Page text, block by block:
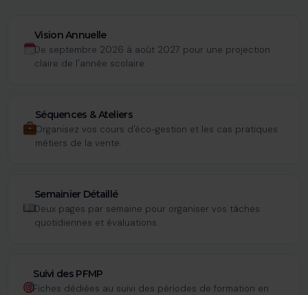
Vision Annuelle
De septembre 2026 à août 2027 pour une projection
claire de l'année scolaire.
Séquences & Ateliers
Organisez vos cours d'éco-gestion et les cas pratiques
métiers de la vente.
Semainier Détaillé
Deux pages par semaine pour organiser vos tâches
quotidiennes et évaluations.
Suivi des PFMP
Fiches dédiées au suivi des périodes de formation en